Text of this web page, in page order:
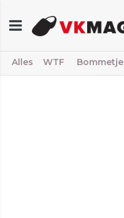
Alles WTF Bommetje